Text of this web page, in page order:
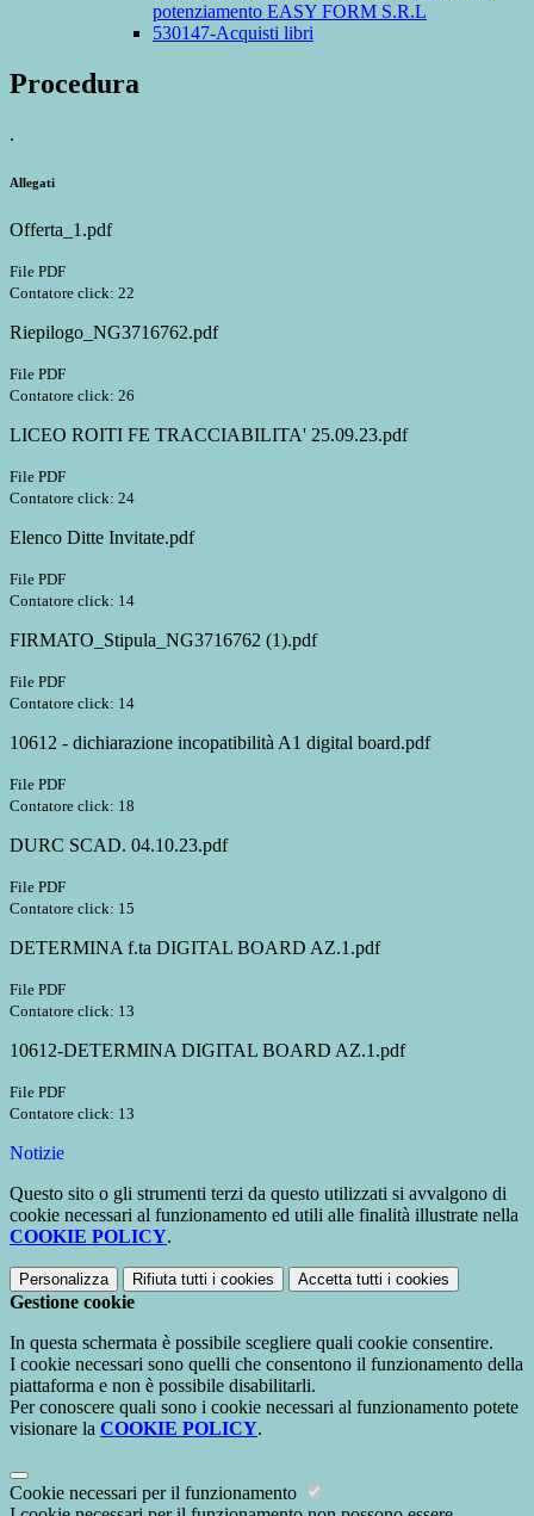
potenziamento EASY FORM S.R.L
530147-Acquisti libri
Procedura
.
Allegati
Offerta_1.pdf
File PDF
Contatore click: 22
Riepilogo_NG3716762.pdf
File PDF
Contatore click: 26
LICEO ROITI FE TRACCIABILITA' 25.09.23.pdf
File PDF
Contatore click: 24
Elenco Ditte Invitate.pdf
File PDF
Contatore click: 14
FIRMATO_Stipula_NG3716762 (1).pdf
File PDF
Contatore click: 14
10612 - dichiarazione incopatibilità A1 digital board.pdf
File PDF
Contatore click: 18
DURC SCAD. 04.10.23.pdf
File PDF
Contatore click: 15
DETERMINA f.ta DIGITAL BOARD AZ.1.pdf
File PDF
Contatore click: 13
10612-DETERMINA DIGITAL BOARD AZ.1.pdf
File PDF
Contatore click: 13
Notizie
Questo sito o gli strumenti terzi da questo utilizzati si avvalgono di
cookie necessari al funzionamento ed utili alle finalità illustrate nella
COOKIE POLICY.
Personalizza Rifiuta tutti i cookies Accetta tutti i cookies
Gestione cookie
In questa schermata è possibile scegliere quali cookie consentire.
I cookie necessari sono quelli che consentono il funzionamento della
piattaforma e non è possibile disabilitarli.
Per conoscere quali sono i cookie necessari al funzionamento potete
visionare la COOKIE POLICY.
Cookie necessari per il funzionamento